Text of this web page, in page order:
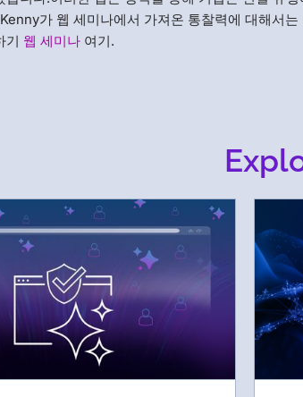
가 웹 세미나에서 가져온 통찰력에 대해서
기 웹 세미나 여기.